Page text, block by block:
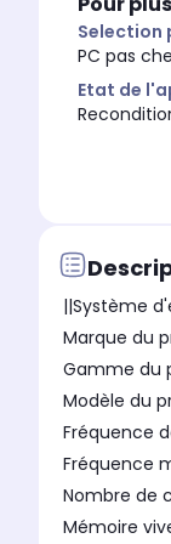
Selection
PC pas
Etat de
||Système
Marque du
Gamme du
Modèle du
Fréquence
Fréquence
Nombre de
Mémoire